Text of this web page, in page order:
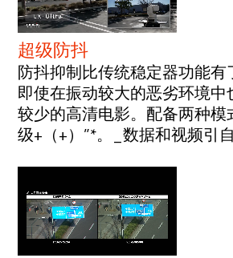
超级防抖
防抖抑制比传统稳定器功能有
即使在振动较大的恶劣环境
较少的高清电影。配备两种模
级+（+）”*。_数据和视频引